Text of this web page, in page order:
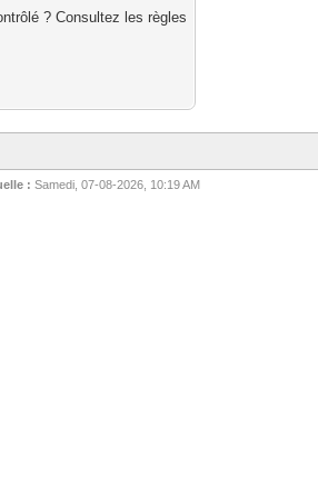
? Consultez les règles
: Samedi, 07-08-2026, 10:19 AM